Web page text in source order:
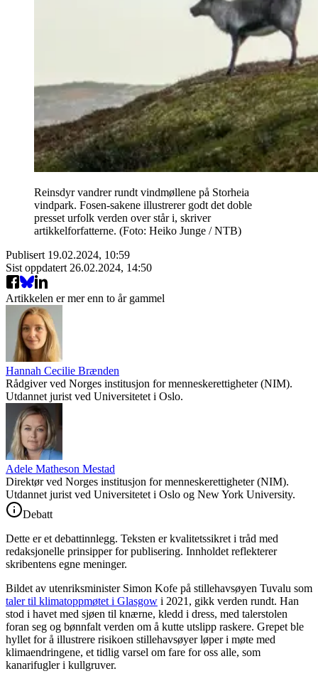
Reinsdyr vandrer rundt vindmøllene på Storheia
vindpark. Fosen-sakene illustrerer godt det doble
presset urfolk verden over står i, skriver
artikkelforfatterne. (Foto: Heiko Junge / NTB)
Publisert 19.02.2024, 10:59
Sist oppdatert 26.02.2024, 14:50
Artikkelen er mer enn to år gammel
Hannah Cecilie Brænden
Rådgiver ved Norges institusjon for menneskerettigheter (NIM).
Utdannet jurist ved Universitetet i Oslo.
Adele Matheson Mestad
Direktør ved Norges institusjon for menneskerettigheter (NIM).
Utdannet jurist ved Universitetet i Oslo og New York University.
Debatt
Dette er et debattinnlegg. Teksten er kvalitetssikret i tråd med
redaksjonelle prinsipper for publisering. Innholdet reflekterer
skribentens egne meninger.
Bildet av utenriksminister Simon Kofe på stillehavsøyen Tuvalu som
taler til klimatoppmøtet i Glasgow i 2021, gikk verden rundt. Han
stod i havet med sjøen til knærne, kledd i dress, med talerstolen
foran seg og bønnfalt verden om å kutte utslipp raskere. Grepet ble
hyllet for å illustrere risikoen stillehavsøyer løper i møte med
klimaendringene, et tidlig varsel om fare for oss alle, som
kanarifugler i kullgruver.